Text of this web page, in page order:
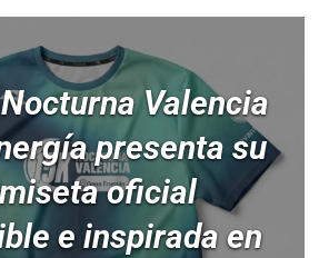
Valencia
presenta su
oficial
e inspirada en